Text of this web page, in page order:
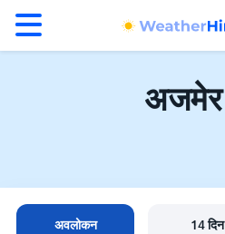
भारत
अजमेर
अवलोकन 14 दिन